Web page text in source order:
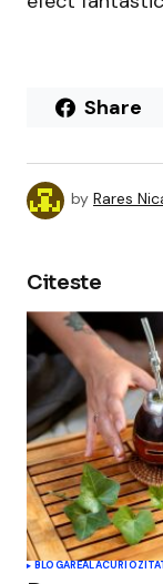
Share
by Rares
Citeste
BLOGAREALA